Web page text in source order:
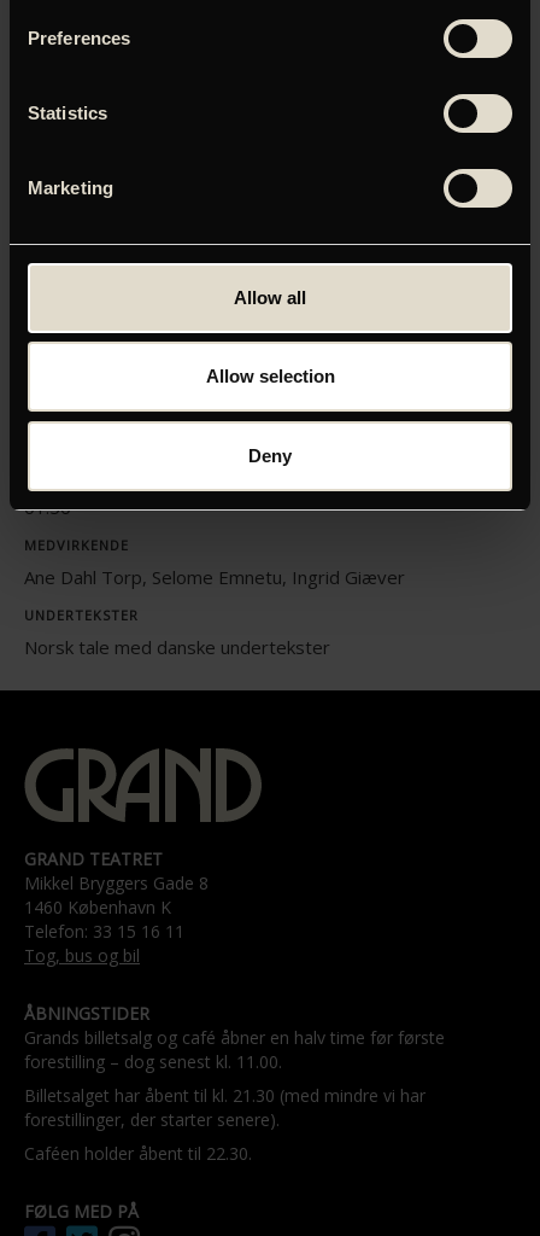
Preferences
Statistics
Marketing
Allow all
Allow selection
Deny
video.
Klik her for at opdatere dine indstillinger
ORIGINAL TITEL
Drømme (Kærlighed) (Sex)
INSTRUKTØR
01:50
MEDVIRKENDE
Ane Dahl Torp, Selome Emnetu, Ingrid Giæver
UNDERTEKSTER
Norsk tale med danske undertekster
GRAND TEATRET
Mikkel Bryggers Gade 8
1460 København K
Telefon: 33 15 16 11
Tog, bus og bil
ÅBNINGSTIDER
Grands billetsalg og café åbner en halv time før første
forestilling – dog senest kl. 11.00.
Billetsalget har åbent til kl. 21.30 (med mindre vi har
forestillinger, der starter senere).
Caféen holder åbent til 22.30.
FØLG MED PÅ